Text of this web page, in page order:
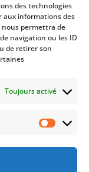
des technologies
aux informations des
nous permettra de
navigation ou les ID
de retirer son
Toujours activé
certaines
annuel de
vous
moins 48